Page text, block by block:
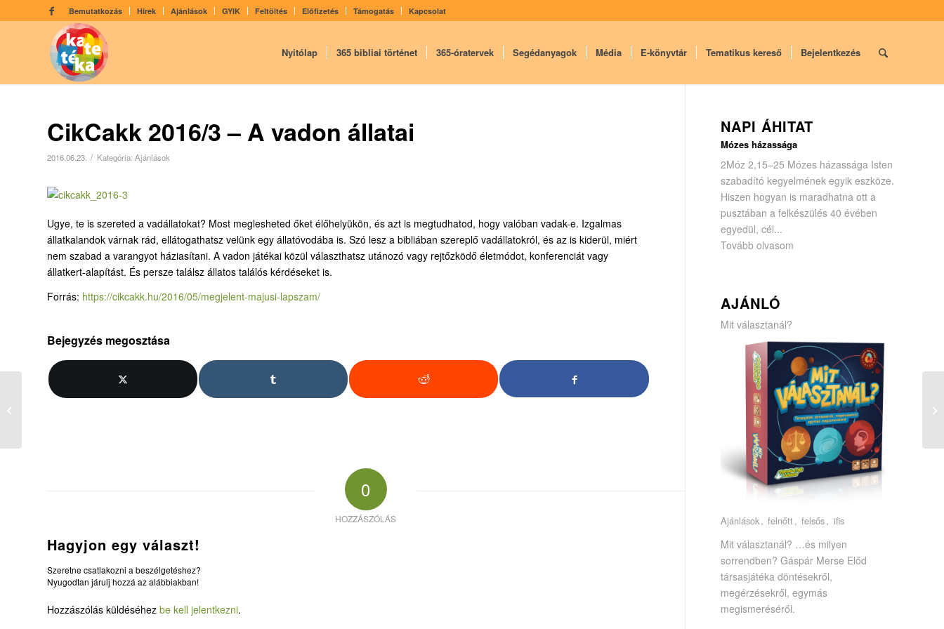
Bemutatkozás Hírek Ajánlások GYIK Feltöltés Előfizetés Támogatás Kapcsolat
Nyitólap 365 bibliai történet 365-óratervek Segédanyagok Média E-könyvtár Tematikus kereső Bejelentkezés
CikCakk 2016/3 – A vadon állatai
2016.06.23. / Kategória: Ajánlások
Ugye, te is szereted a vadállatokat? Most meglesheted őket élőhelyükön, és azt is megtudhatod, hogy valóban vadak-e. Izgalmas
állatkalandok várnak rád, ellátogathatsz velünk egy állatóvodába is. Szó lesz a bibliában szereplő vadállatokról, és az is kiderül, miért
nem szabad a varangyot háziasítani. A vadon játékai közül választhatsz utánozó vagy rejtőzködő életmódot, konferenciát vagy
állatkert-alapítást. És persze találsz állatos találós kérdéseket is.
Forrás: https://cikcakk.hu/2016/05/megjelent-majusi-lapszam/
Bejegyzés megosztása
0
HOZZÁSZÓLÁS
Hagyjon egy választ!
Szeretne csatlakozni a beszélgetéshez?
Nyugodtan járulj hozzá az alábbiakban!
Hozzászólás küldéséhez be kell jelentkezni.
NAPI ÁHITAT
Mózes házassága
2Móz 2,15–25 Mózes házassága Isten
szabadító kegyelmének egyik eszköze.
Hiszen hogyan is maradhatna ott a
pusztában a felkészülés 40 évében
egyedül, cél...
Tovább olvasom
AJÁNLÓ
Mit választanál?
Ajánlások felnőtt felsős ifis
Mit választanál? …és milyen
sorrendben? Gáspár Merse Előd
társasjátéka döntésekről,
megérzésekről, egymás
megismeréséről.